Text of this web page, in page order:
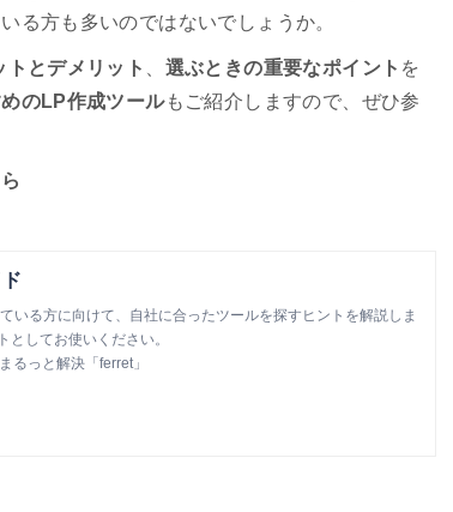
る方も多いのではないでしょうか。
とデメリット 選ぶときの重要なポイント を
のLP作成ツールもご紹介しますので、ぜひ参
いる方に向けて、自社に合ったツールを探すヒントを解説しま
としてお使いください。
るっと解決「ferret」